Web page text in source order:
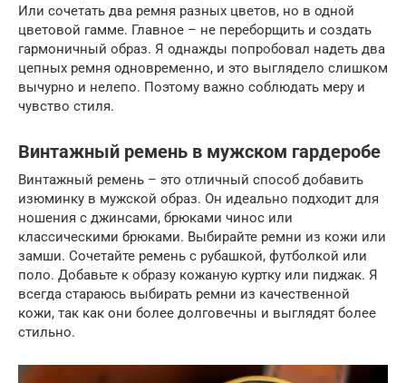
Или сочетать два ремня разных цветов, но в одной
цветовой гамме. Главное – не переборщить и создать
гармоничный образ. Я однажды попробовал надеть два
цепных ремня одновременно, и это выглядело слишком
вычурно и нелепо. Поэтому важно соблюдать меру и
чувство стиля.
Винтажный ремень в мужском гардеробе
Винтажный ремень – это отличный способ добавить
изюминку в мужской образ. Он идеально подходит для
ношения с джинсами, брюками чинос или
классическими брюками. Выбирайте ремни из кожи или
замши. Сочетайте ремень с рубашкой, футболкой или
поло. Добавьте к образу кожаную куртку или пиджак. Я
всегда стараюсь выбирать ремни из качественной
кожи, так как они более долговечны и выглядят более
стильно.